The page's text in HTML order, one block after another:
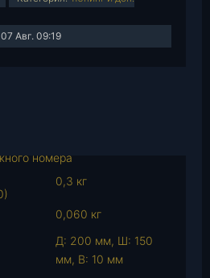
Авг. 09:19
номера
0,3 кг
0,060 кг
Д: 200 мм, Ш: 150
мм, В: 10 мм